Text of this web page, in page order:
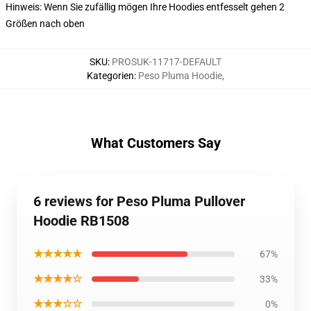
Hinweis: Wenn Sie zufällig mögen Ihre Hoodies entfesselt gehen 2
Größen nach oben
SKU: PROSUK-11717-DEFAULT
Kategorien: Peso Pluma Hoodie,
What Customers Say
6 reviews for Peso Pluma Pullover
Hoodie RB1508
★★★★★ 67%
★★★★☆ 33%
★★★☆☆ 0%